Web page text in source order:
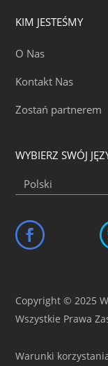
KIM JESTEŚMY
O Nas
Kontakt Nas
Zostań partnerem
WYBIERZ SWÓJ
Copyright © 2025
Wszystkie Prawa
Warunki